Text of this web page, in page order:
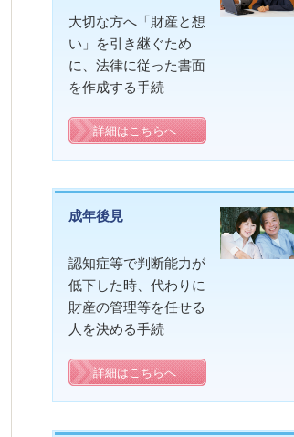
大切な方へ「財産と想
い」を引き継ぐため
に、法律に従った書面
を作成する手続
詳細はこちらへ
成年後見
認知症等で判断能力が
低下した時、代わりに
財産の管理等を任せる
人を決める手続
詳細はこちらへ